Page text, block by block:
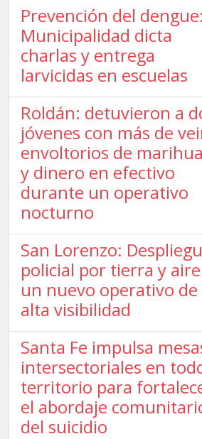
Prevención del
Municipalidad dicta
charlas y entrega
larvicidas en escuelas
Roldán: detuvieron a
jóvenes con más de
envoltorios de
y dinero en efectivo
durante un operativo
nocturno
San Lorenzo:
policial por tierra y
un nuevo operativo de
alta visibilidad
Santa Fe impulsa
intersectoriales en
territorio para
el abordaje
del suicidio